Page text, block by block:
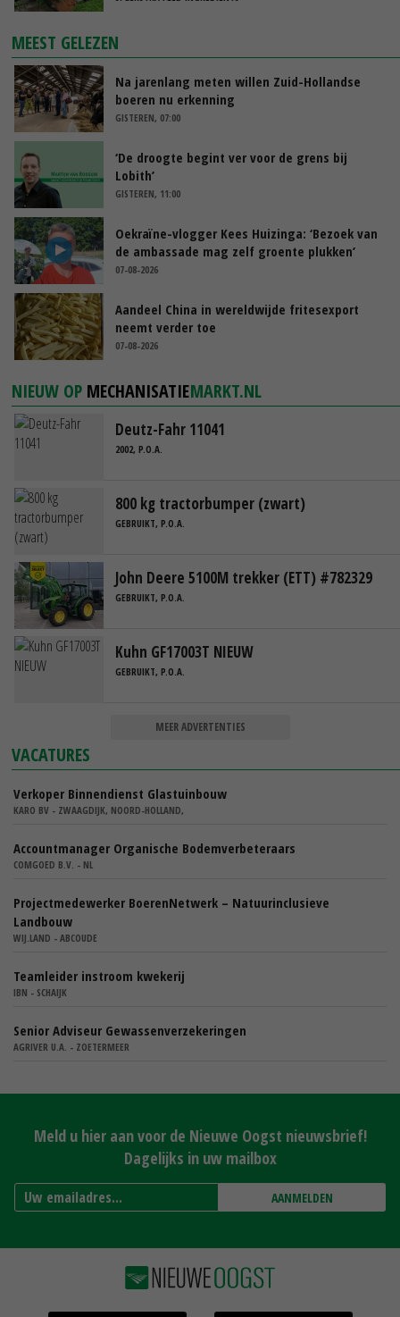
MEEST GELEZEN
Na jarenlang meten willen Zuid-Hollandse
boeren nu erkenning
GISTEREN, 07:00
‘De droogte begint ver voor de grens bij
Lobith’
GISTEREN, 11:00
Oekraïne-vlogger Kees Huizinga: ‘Bezoek van
de ambassade mag zelf groente plukken’
07-08-2026
Aandeel China in wereldwijde fritesexport
neemt verder toe
07-08-2026
NIEUW OP MECHANISATIEMARKT.NL
Deutz-Fahr 11041
2002, P.O.A.
800 kg tractorbumper (zwart)
GEBRUIKT, P.O.A.
John Deere 5100M trekker (ETT) #782329
GEBRUIKT, P.O.A.
Kuhn GF17003T NIEUW
GEBRUIKT, P.O.A.
MEER ADVERTENTIES
VACATURES
Verkoper Binnendienst Glastuinbouw
KARO BV - ZWAAGDIJK, NOORD-HOLLAND,
Accountmanager Organische Bodemverbeteraars
COMGOED B.V. - NL
Projectmedewerker BoerenNetwerk – Natuurinclusieve
Landbouw
WIJ.LAND - ABCOUDE
Teamleider instroom kwekerij
IBN - SCHAIJK
Senior Adviseur Gewassenverzekeringen
AGRIVER U.A. - ZOETERMEER
Meld u hier aan voor de Nieuwe Oogst nieuwsbrief!
Dagelijks in uw mailbox
AANMELDEN